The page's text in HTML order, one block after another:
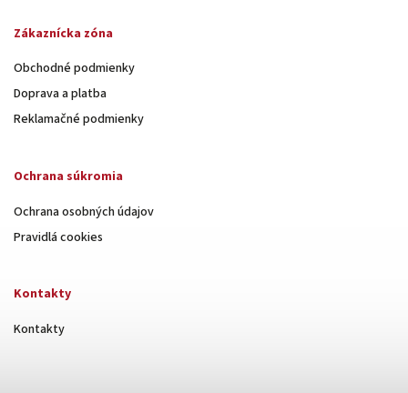
Zákaznícka zóna
Obchodné podmienky
Doprava a platba
Reklamačné podmienky
Ochrana súkromia
Ochrana osobných údajov
Pravidlá cookies
Kontakty
Kontakty